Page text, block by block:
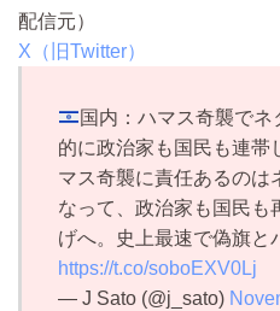
配信元）
X（旧Twitter）
国内：ハマス奇襲で
的に政治家も国民も連帯
マス奇襲に責任あるのは
なって、政治家も国民も
げへ。史上最速で偽旗と
https://t.co/soboEXV0Lj
— J Sato (@j_sato)